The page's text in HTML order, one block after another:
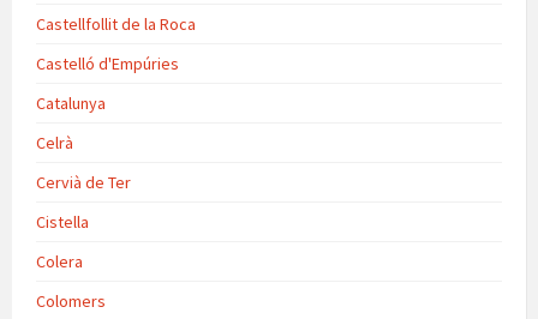
Castellfollit de la Roca
Castelló d'Empúries
Catalunya
Celrà
Cervià de Ter
Cistella
Colera
Colomers